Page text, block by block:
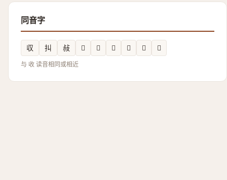
同音字
収 㧃 敊 𤚔 𠈅 𫵜 𡱙 𤙘 𥅪
与 收 读音相同或相近